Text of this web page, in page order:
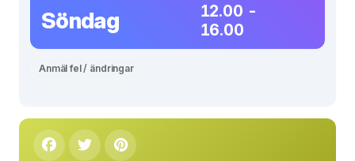
Söndag
12.00 -
16.00
Anmäl fel / ändringar